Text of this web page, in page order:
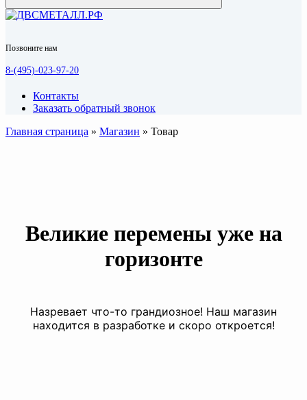
Позвоните нам
8-(495)-023-97-20
Контакты
Заказать обратный звонок
Главная страница » Магазин » Товар
Великие перемены уже на
горизонте
Назревает что-то грандиозное! Наш магазин
находится в разработке и скоро откроется!